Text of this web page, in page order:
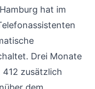
hat im
Drei Monate
zusätzlich